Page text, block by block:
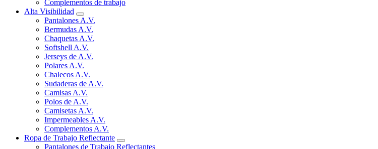
Complementos de trabajo
Alta Visibilidad
Pantalones A.V.
Bermudas A.V.
Chaquetas A.V.
Softshell A.V.
Jerseys de A.V.
Polares A.V.
Chalecos A.V.
Sudaderas de A.V.
Camisas A.V.
Polos de A.V.
Camisetas A.V.
Impermeables A.V.
Complementos A.V.
Ropa de Trabajo Reflectante
Pantalones de Trabajo Reflectantes